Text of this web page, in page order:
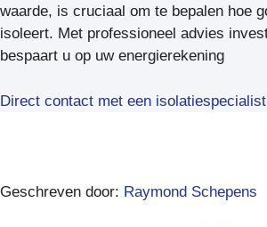
waarde, is cruciaal om te bepalen hoe
isoleert. Met professioneel advies
bespaart u op uw energierekening
Direct contact met een isolatiespecialist
Geschreven door: Raymond Schepens